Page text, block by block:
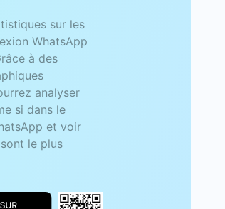
à vos besoins
onglets
vos contacts